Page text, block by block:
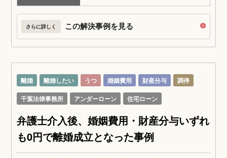
さらに詳しく この解決事例を見る
離婚 離婚したい うつ 婚姻費用 財産分与
調停
千葉法律事務所
アンダーローン 住宅ローン
弁護士介入後、婚姻費用・財産分与いずれ
も0円で離婚成立となった事例